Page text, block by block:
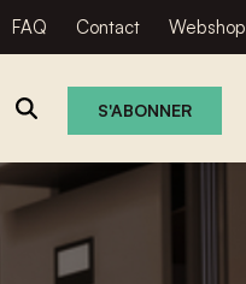
FAQ Contact Webshop
S'ABONNER